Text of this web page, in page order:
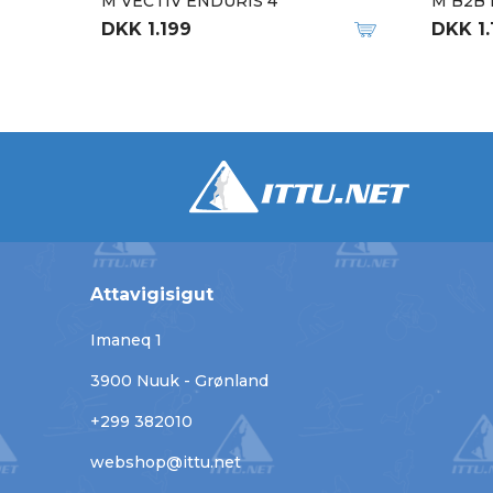
DKK 1.199 DKK
Attavigisigut
Imaneq 1
3900 Nuuk - Grønland
+299 382010
webshop@ittu.net